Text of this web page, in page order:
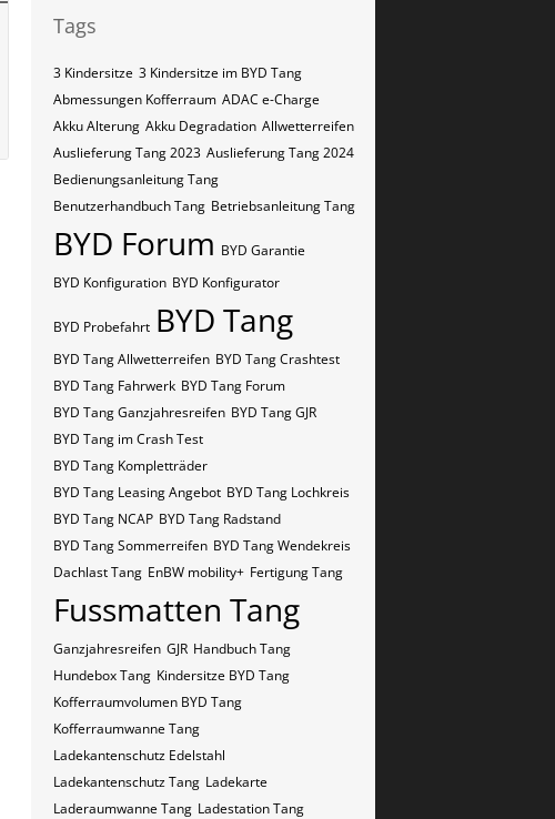
Tags
3 Kindersitze 3 Kindersitze im BYD Tang
Abmessungen Kofferraum ADAC e-Charge
Akku Alterung Akku Degradation Allwetterreifen
Auslieferung Tang 2023 Auslieferung Tang 2024
Bedienungsanleitung Tang
Benutzerhandbuch Tang Betriebsanleitung Tang
BYD Forum BYD Garantie
BYD Konfiguration BYD Konfigurator
BYD Probefahrt BYD Tang
BYD Tang Allwetterreifen BYD Tang Crashtest
BYD Tang Fahrwerk BYD Tang Forum
BYD Tang Ganzjahresreifen BYD Tang GJR
BYD Tang im Crash Test
BYD Tang Kompletträder
BYD Tang Leasing Angebot BYD Tang Lochkreis
BYD Tang NCAP BYD Tang Radstand
BYD Tang Sommerreifen BYD Tang Wendekreis
Dachlast Tang EnBW mobility+ Fertigung Tang
Fussmatten Tang
Ganzjahresreifen GJR Handbuch Tang
Hundebox Tang Kindersitze BYD Tang
Kofferraumvolumen BYD Tang
Kofferraumwanne Tang
Ladekantenschutz Edelstahl
Ladekantenschutz Tang Ladekarte
Laderaumwanne Tang Ladestation Tang